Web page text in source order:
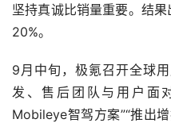
坚持真诚比销量重要。结
20%。
9月中旬，极氪召开全球
发、售后团队与用户面
Mobileye智驾方案”“推出